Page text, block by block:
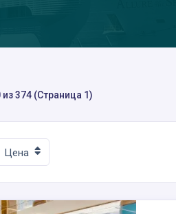
374 (Страница 1)
Цена